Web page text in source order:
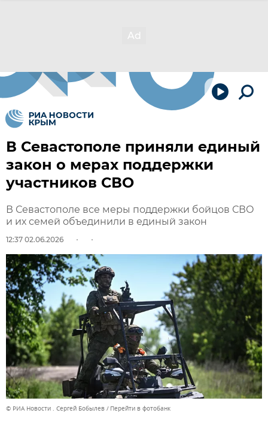
В Севастополе приняли единый
закон о мерах поддержки
участников СВО
В Севастополе все меры поддержки бойцов СВО
и их семей объединили в единый закон
12:37 02.06.2026
© РИА Новости . Сергей Бобылев Перейти в фотобанк